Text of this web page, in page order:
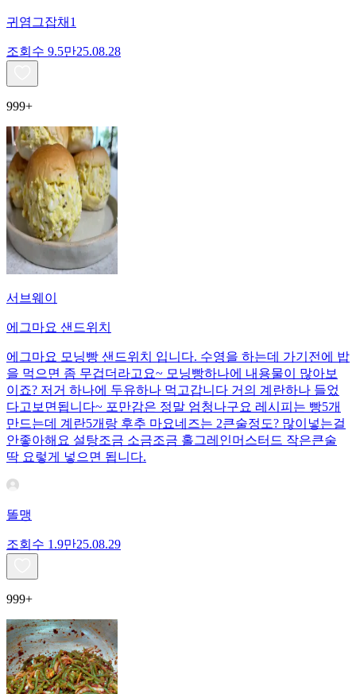
귀염그잡채1
조회수 9.5만25.08.28
999+
서브웨이
에그마요 샌드위치
에그마요 모닝빵 샌드위치 입니다. 수영을 하는데 가기전에 밥
을 먹으면 좀 무겁더라고요~ 모닝빵하나에 내용물이 많아보
이죠? 저거 하나에 두유하나 먹고갑니다 거의 계란하나 들었
다고보면됩니다~ 포만감은 정말 엄청나구요 레시피는 빵5개
만드는데 계란5개랑 후추 마요네즈는 2큰술정도? 많이넣는걸
안좋아해요 설탕조금 소금조금 홀그레인머스터드 작은큰술
딱 요렇게 넣으면 됩니다.
똘맹
조회수 1.9만25.08.29
999+